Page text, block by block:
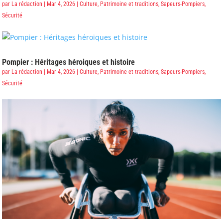
par La rédaction Mar 4, 2026 |Culture, Patrimoine et traditions,Sapeurs-Pompiers,
Sécurité
Pompier : Héritages héroiques et histoire
par La rédaction Mar 4, 2026 |Culture, Patrimoine et traditions,Sapeurs-Pompiers,
Sécurité